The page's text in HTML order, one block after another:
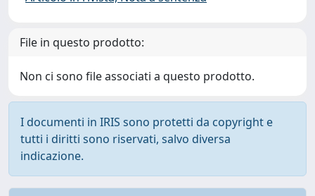
File in questo prodotto:
Non ci sono file associati a questo prodotto.
I documenti in IRIS sono protetti da copyright e
tutti i diritti sono riservati, salvo diversa
indicazione.